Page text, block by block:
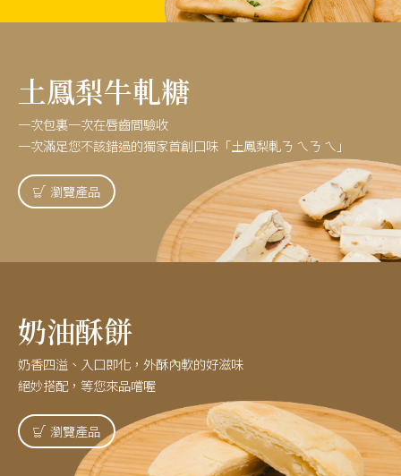
土鳳梨牛軋糖
一次包裏一次在唇齒間驗收
一次滿足您不該錯過的獨家首創口味「土鳳梨軋ㄋ ㄟㄋ ㄟ」
瀏覽產品
奶油酥餅
奶香四溢、入口即化，外酥內軟的好滋味
絕妙搭配，等您來品嚐喔
瀏覽產品